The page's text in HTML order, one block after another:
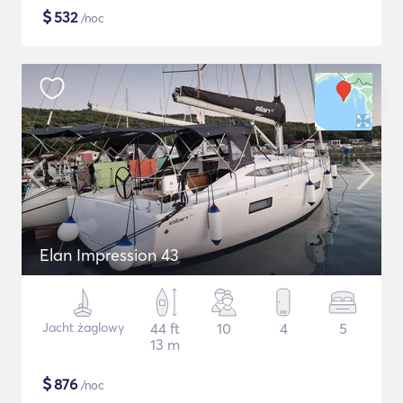
$532/noc
Elan Impression 43
Jacht żaglowy
44 ft
13 m
10 4 5
$876 /noc